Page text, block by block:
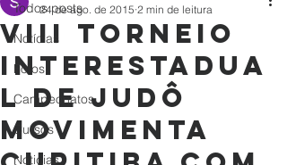
Todos posts
Notícias
Fotos
Campeonatos
Cursos
Noticias
VIII Torneio
Interestadua
l de Judô
movimenta
24 de ago. de 2015 2 min de leitura